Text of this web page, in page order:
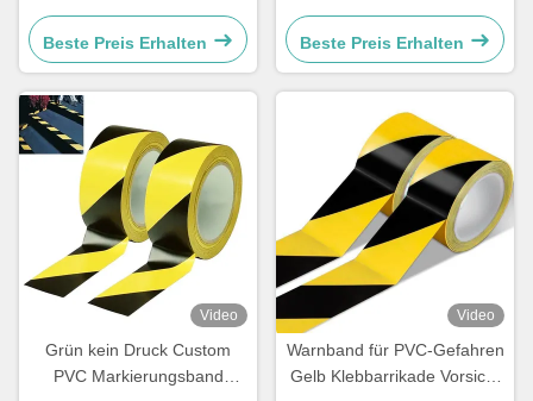
Gebrauchsband zur
Kabelmarkierung
Beste Preis Erhalten
Band Jumbo Roll für
Warnschilder
Beste Preis Erhalten
Video
Grün kein Druck Custom
PVC Markierungsband
Video
Warnband für PVC-Gefahren
Gelb Klebbarrikade Vorsicht